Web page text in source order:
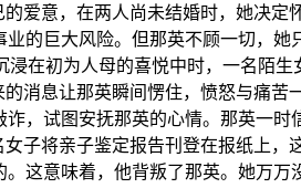
爱意，在两人尚未结婚时，她决定
的巨大风险。但那英不顾一切，
浸在初为人母的喜悦中时，一名陌
消息让那英瞬间愣住，愤怒与痛苦
，试图安抚那英的心情。那英一时
子将亲子鉴定报告刊登在报纸上，
这意味着，他背叛了那英。她万